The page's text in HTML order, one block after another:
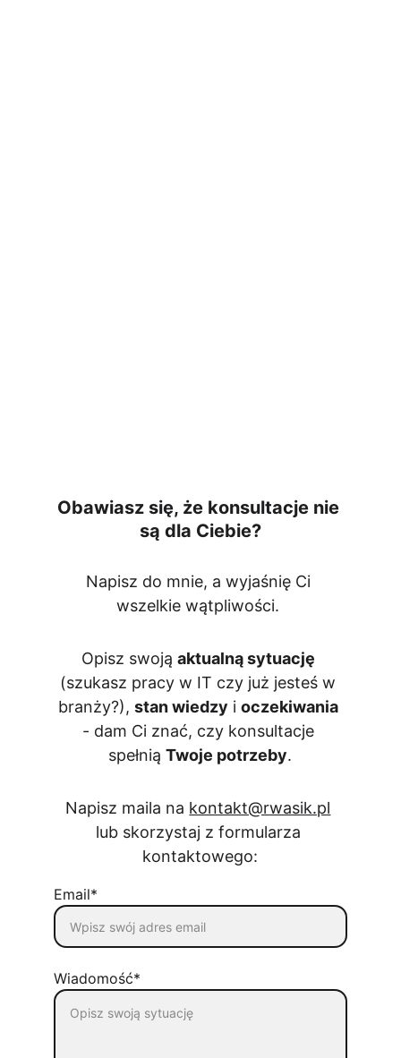
Obawiasz się, że konsultacje nie
są dla Ciebie?
Napisz do mnie, a wyjaśnię Ci
wszelkie wątpliwości.
Opisz swoją aktualną sytuację
(szukasz pracy w IT czy już jesteś w
branży?), stan wiedzy i oczekiwania
- dam Ci znać, czy konsultacje
spełnią Twoje potrzeby.
Napisz maila na kontakt@rwasik.pl
lub skorzystaj z formularza
kontaktowego:
Email*
Wiadomość*